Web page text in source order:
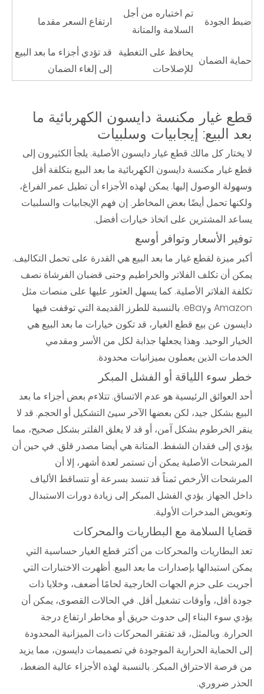
ضبط الجودة
تم اختباره من أجل
السلامة والمتانة
ارتفاع السعر مقدما
حماية الضمان
يحافظ على التغطية
للإصلاحات
قد تؤدي أجزاء ما بعد البيع
إلى إلغاء الضمان
قطع غيار مكنسة دايسون الكهربائية ما
بعد البيع: إيجابيات وسلبيات
لا يختار كل مالك قطع غيار دايسون الأصلية. يلجأ الكثيرون إلى
قطع غيار مكنسة دايسون الكهربائية ما بعد البيع بتكلفة أقل
وسهولة الوصول إليها. يمكن لهذه الأجزاء أن تطيل عمر الفراغ،
ولكنها تحمل أيضًا بعض المخاطر. إن فهم الإيجابيات والسلبيات
يساعد المشترين على اتخاذ خيارات أفضل.
توفير الأسعار وتوافر أوسع
أكبر ميزة لقطع غيار ما بعد البيع هي القدرة على تحمل التكاليف.
يمكن أن تكلف الفلاتر والخراطيم وحتى قضبان الفرشاة نصف
تكلفة الفلاتر الأصلية. كما يسهل العثور عليها على منصات مثل
Amazon وeBay. بالنسبة للطرز القديمة التي توقفت فيها
دايسون عن بيع قطع الغيار، قد تكون خيارات ما بعد البيع هي
الخيار الوحيد. وهذا يجعلها جذابة لكل من الأسر ومقدمي
الخدمات الذين يعملون بميزانيات محدودة.
خطر سوء اللياقة أو الفشل المبكر
أحد العوائق الرئيسية هو عدم الاتساق. تتلاءم بعض أجزاء ما بعد
البيع بشكل جيد، لكن بعضها الآخر سيئ التشكيل أو الحجم. قد لا
ينقر الخرطوم بشكل آمن، أو قد لا يغلق الفلتر بشكل صحيح، مما
يؤدي إلى فقدان الشفط. المتانة هي أيضا مصدر قلق. في حين أن
المرشحات الأصلية يمكن أن تستمر لعدة أشهر، إلا أن
المرشحات الأرخص ثمناً قد تنسد بسرعة أو تتساقط الألياف
داخل الجهاز. يؤدي الفشل المبكر إلى زيادة دورات الاستبدال
وتعويض المدخرات الأولية.
قضايا السلامة مع البطاريات والمحركات
تعد البطاريات والمحركات من أكثر قطع الغيار حساسية التي
يمكن استبدالها بإصدارات ما بعد البيع. أظهرت الاختبارات التي
أجريت على حزم الجهات الخارجية لحامًا أضعف، وخلايا ذات
جودة أقل، وأوقات تشغيل أقل. في الحالات القصوى، يمكن أن
يؤدي سوء البناء إلى حدوث حريق أو مخاطر ارتفاع درجة
الحرارة. وبالمثل، قد تفتقر المحركات ذات الميزانية المحدودة
إلى الحماية الحرارية الموجودة في تصميمات دايسون، مما يزيد
من فرصة الاحتراق المبكر. بالنسبة لهذه الأجزاء عالية الضغط،
الحذر ضروري.